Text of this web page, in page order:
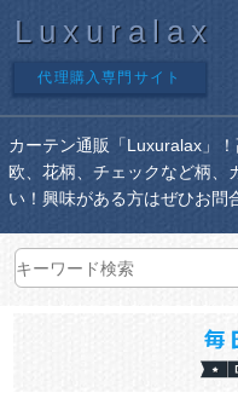
Luxuralax
代理購入専門サイト
カーテン通販「Luxuralax」
欧、花柄、チェックなど柄、
い！興味がある方はぜひお問